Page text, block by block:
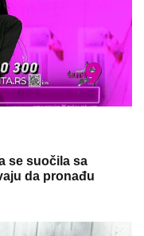
se suočila sa
da pronađu